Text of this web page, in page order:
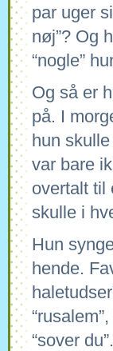
par uger
nøj”? Og
“nogle”
Og så er
på. I
hun
var bare
overtalt til
skulle i
Hun
hende.
“sover du”.